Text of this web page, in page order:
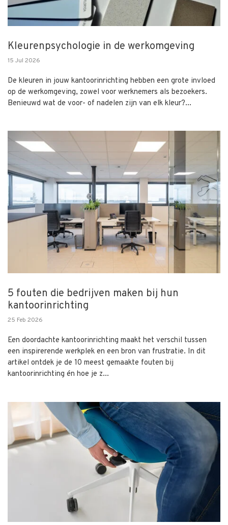
Kleurenpsychologie in de werkomgeving
15 Jul 2026
De kleuren in jouw kantoorinrichting hebben een grote invloed
op de werkomgeving, zowel voor werknemers als bezoekers.
Benieuwd wat de voor- of nadelen zijn van elk kleur?...
5 fouten die bedrijven maken bij hun
kantoorinrichting
25 Feb 2026
Een doordachte kantoorinrichting maakt het verschil tussen
een inspirerende werkplek en een bron van frustratie. In dit
artikel ontdek je de 10 meest gemaakte fouten bij
kantoorinrichting én hoe je z...